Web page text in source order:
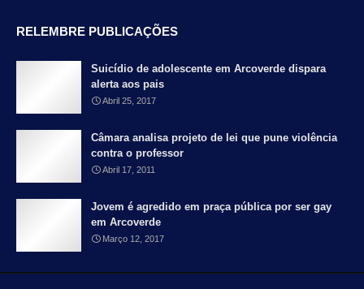
RELEMBRE PUBLICAÇÕES
Suicídio de adolescente em Arcoverde dispara
alerta aos pais
Abril 25, 2017
Câmara analisa projeto de lei que pune violência
contra o professor
Abril 17, 2011
Jovem é agredido em praça pública por ser gay
em Arcoverde
Março 12, 2017